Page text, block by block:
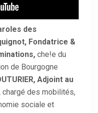
des
Fondatrice &
che!e du
de Bourgogne
Adjoint au
chargé des mobilités,
sociale et